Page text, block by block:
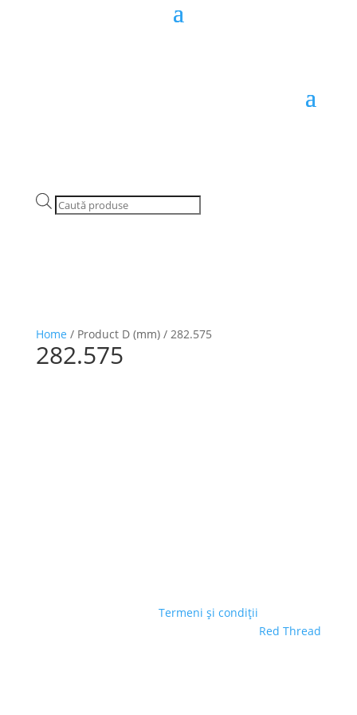
Products
search
Home / Product D (mm) / 282.575
282.575
|Termeni și condiții
Red Thread